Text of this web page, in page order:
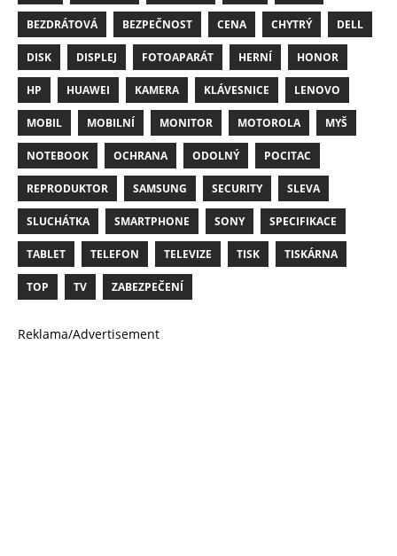
BEZDRÁTOVÁ BEZPEČNOST CENA CHYTRÝ DELL
DISK DISPLEJ FOTOAPARÁT HERNÍ HONOR
HP HUAWEI KAMERA KLÁVESNICE LENOVO
MOBIL MOBILNÍ MONITOR MOTOROLA MYŠ
NOTEBOOK OCHRANA ODOLNÝ POCITAC
REPRODUKTOR SAMSUNG SECURITY SLEVA
SLUCHÁTKA SMARTPHONE SONY SPECIFIKACE
TABLET TELEFON TELEVIZE TISK TISKÁRNA
TOP TV ZABEZPEČENÍ
Reklama/Advertisement